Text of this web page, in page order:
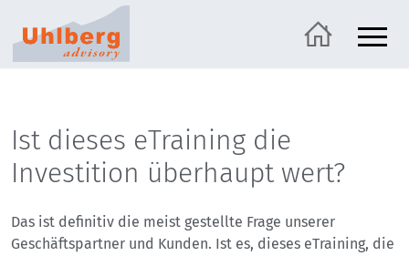
Ist dieses eTraining die
Investition überhaupt wert?
Das ist definitiv die meist gestellte Frage unserer
Geschäftspartner und Kunden. Ist es, dieses eTraining, die